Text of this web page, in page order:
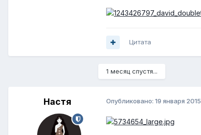
Цитата
1 месяц спустя...
Настя Опубликовано: 19 января 2015